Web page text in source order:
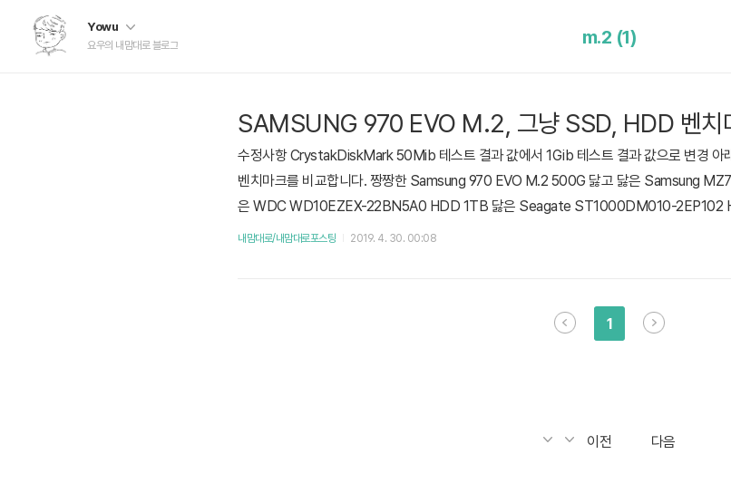
Yowu
요우의 내맘대로 블로그 m.2 (1)
SAMSUNG 970 EVO M.2, 그냥 SSD, HDD 벤치
수정사항 CrystakDiskMark 50Mib 테스트 결과 값에서 1Gib 테스트 결과 값으로 변경
벤치마크를 비교합니다. 짱짱한 Samsung 970 EVO M.2 500G 닳고 닳은 Samsung
은 WDC WD10EZEX-22BN5A0 HDD 1TB 닳은 Seagate ST1000DM010-2EP102
0 EVO M.2 2280 CrystalDiskMark 970 EVO M.2 2280 CrystalDiskInfo 공식 스펙에는
내맘대로/내맘대로포스팅 2019. 4. 30. 00:08
1
이전 다음